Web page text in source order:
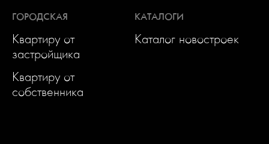
ГОРОДСКАЯ
Квартиру от
застройщика
Квартиру от
собственника
КАТАЛОГИ
Каталог новостроек